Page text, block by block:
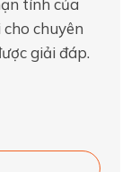
tính của
chuyên
giải đáp.